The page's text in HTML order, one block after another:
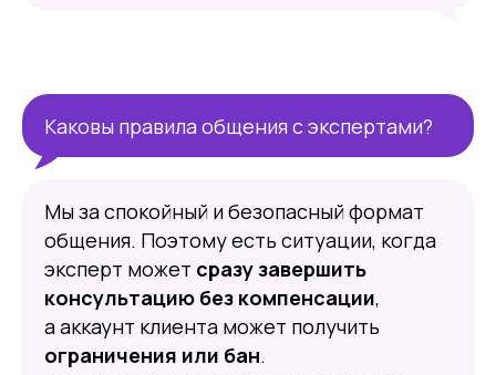
Каковы правила общения с экспертами?
Мы за спокойный и безопасный формат
общения. Поэтому есть ситуации, когда
эксперт может сразу завершить
консультацию без компенсации,
а аккаунт клиента может получить
ограничения или бан.